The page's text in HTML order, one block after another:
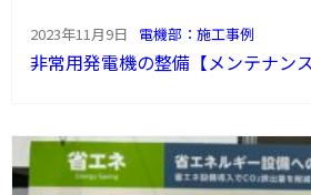
2023年11月9日 電機部：施工事例
非常用発電機の整備【メンテナン